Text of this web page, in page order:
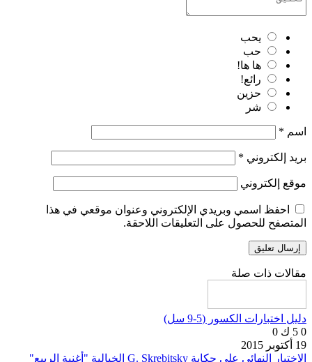
يحب
حب
ها ها!
رائع!
حزين
شر
اسم *
بريد إلكتروني *
موقع إلكتروني
احفظ اسمي وبريدي الإلكتروني وعنوان موقعي في هذا
المتصفح للحصول على التعليقات اللاحقة.
مقالات ذات صلة
دليل اختبارات الكسور (5-9 سل)
0 5 ك
0
19 أكتوبر 2015
الاختبار النهائي على حكاية G. Skrebitsky الخيالية "أغنية الربيع"